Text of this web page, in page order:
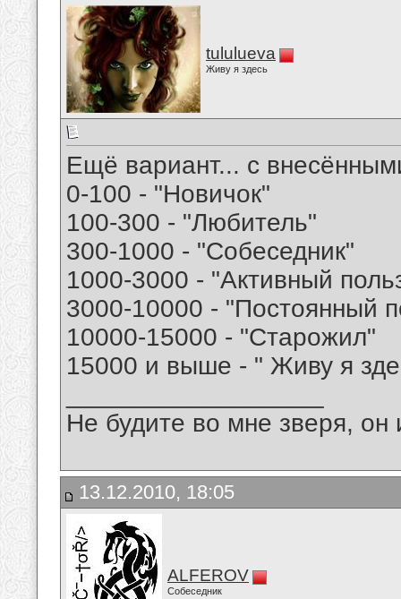
tululueva
Живу я здесь
Ещё вариант... с
0-100 - "Новичок"
100-300 - "Любитель"
300-1000 - "Собеседник"
1000-3000 - "Активный
3000-10000 - "Постоянный
10000-15000 - "Старожил"
15000 и выше - " Живу я
Не будите во мне зверя, он
13.12.2010, 18:05
ALFEROV
Собеседник